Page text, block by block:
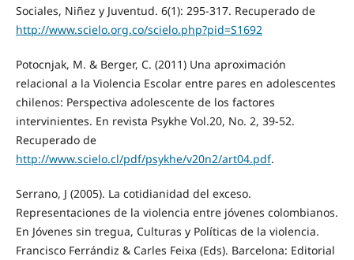
Sociales, Niñez y Juventud. 6(1): 295-317. Recuperado de
http://www.scielo.org.co/scielo.php?pid=S1692
Potocnjak, M. & Berger, C. (2011) Una aproximación
relacional a la Violencia Escolar entre pares en adolescentes
chilenos: Perspectiva adolescente de los factores
intervinientes. En revista Psykhe Vol.20, No. 2, 39-52.
Recuperado de
http://www.scielo.cl/pdf/psykhe/v20n2/art04.pdf.
Serrano, J (2005). La cotidianidad del exceso.
Representaciones de la violencia entre jóvenes colombianos.
En Jóvenes sin tregua, Culturas y Políticas de la violencia.
Francisco Ferrándiz & Carles Feixa (Eds). Barcelona: Editorial